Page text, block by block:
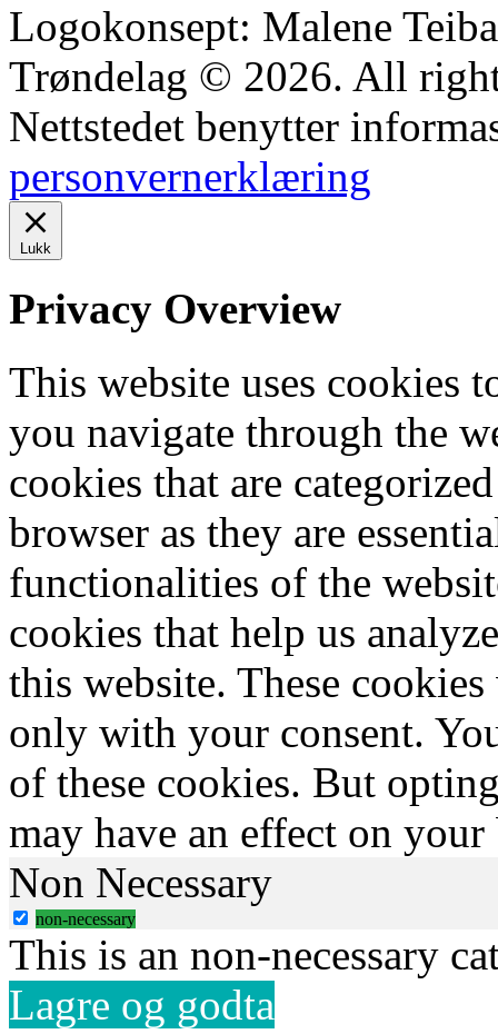
Logokonsept: Malene
Trøndelag © 2026. All
Nettstedet benytter
personvernerklæring
Lukk
Privacy Overview
This website uses cookies
you navigate through the
cookies that are
browser as they are
functionalities of the
cookies that help us
this website. These
only with your consent.
of these cookies. But
may have an effect on
Non Necessary
non-necessary
This is an non-necessary
Lagre og godta